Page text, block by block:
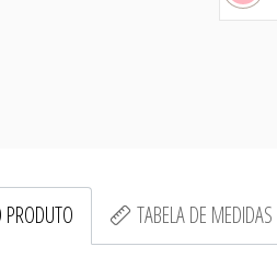
PRODUTO TABELA DE MEDIDAS